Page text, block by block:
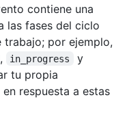
contiene una
las fases del ciclo
por ejemplo,
, in_progress y
tu propia
respuesta a estas